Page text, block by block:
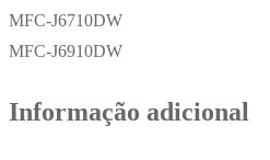
MFC-J6710DW
MFC-J6910DW
Informação adicional